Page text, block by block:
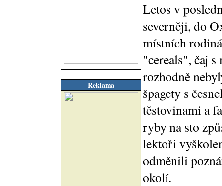
Reklama
Letos v
severněji, do
místních
"cereals", čaj s
rozhodně
špagety s
těstovinami a
ryby na sto
lektoři
odměnili
okolí.